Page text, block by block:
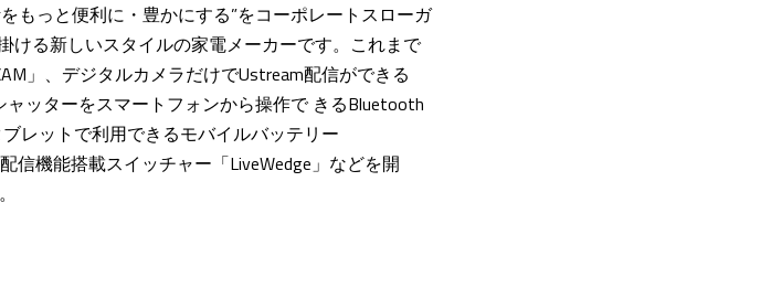
もっと便利に・豊かにする”をコーポレートスローガ
ける新しいスタイルの家電メーカーです。これまで
」、デジタルカメラだけでUstream配信ができる
ャッターをスマートフォンから操作で きるBluetooth
レットで利用できるモバイルバッテリー
信機能搭載スイッチャー「LiveWedge」などを開